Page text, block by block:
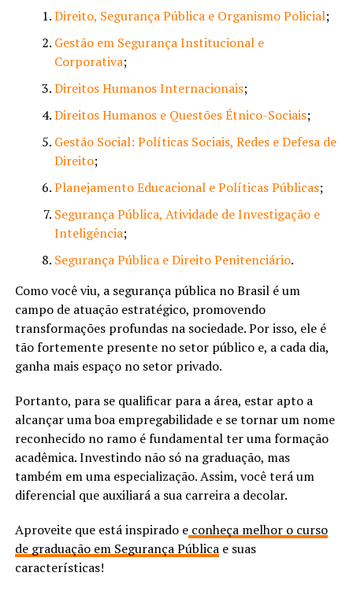
Direito, Segurança Pública e Organismo Policial;
Gestão em Segurança Institucional e
Corporativa;
Direitos Humanos Internacionais;
Direitos Humanos e Questões Étnico-Sociais;
Gestão Social: Políticas Sociais, Redes e Defesa de
Direito;
Planejamento Educacional e Políticas Públicas;
Segurança Pública, Atividade de Investigação e
Inteligência;
Segurança Pública e Direito Penitenciário.
Como você viu, a segurança pública no Brasil é um
campo de atuação estratégico, promovendo
transformações profundas na sociedade. Por isso, ele é
tão fortemente presente no setor público e, a cada dia,
ganha mais espaço no setor privado.
Portanto, para se qualificar para a área, estar apto a
alcançar uma boa empregabilidade e se tornar um nome
reconhecido no ramo é fundamental ter uma formação
acadêmica. Investindo não só na graduação, mas
também em uma especialização. Assim, você terá um
diferencial que auxiliará a sua carreira a decolar.
Aproveite que está inspirado e conheça melhor o curso
de graduação em Segurança Públicae suas
características!